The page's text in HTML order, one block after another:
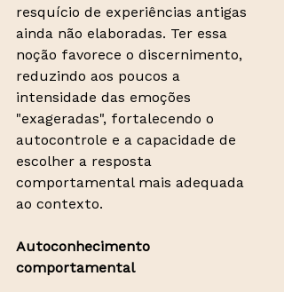
resquício de experiências antigas
ainda não elaboradas. Ter essa
noção favorece o discernimento,
reduzindo aos poucos a
intensidade das emoções
"exageradas", fortalecendo o
autocontrole e a capacidade de
escolher a resposta
comportamental mais adequada
ao contexto.
Autoconhecimento
comportamental